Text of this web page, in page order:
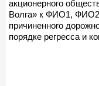
акционерного
Волга» к ФИО1,
причиненного
порядке регресса и